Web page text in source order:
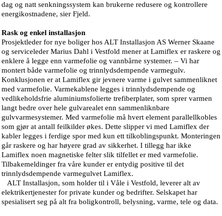
dag og natt senkningssystem kan brukerne redusere og kontrollere
energikostnadene, sier Fjeld.
Rask og enkel installasjon
Prosjektleder for nye boliger hos ALT Installasjon AS Werner Skaane
og serviceleder Marius Dahl i Vestfold mener at Lamiflex er raskere og
enklere å legge enn varmefolie og vannbårne systemer. – Vi har
montert både varmefolie og trinnlydsdempende varmegulv.
Konklusjonen er at Lamiflex gir jevnere varme i gulvet sammenliknet
med varmefolie. Varmekablene legges i trinnlydsdempende og
vedlikeholdsfrie aluminiumsfolierte trefiberplater, som sprer varmen
langt bedre over hele gulvarealet enn sammenliknbare
gulvvarmesystemer. Med varmefolie må hvert element parallellkobles
som gjør at antall feilkilder økes. Dette slipper vi med Lamiflex der
kabler legges i ferdige spor med kun ett tilkoblingspunkt. Monteringen
går raskere og har høyere grad av sikkerhet. I tillegg har ikke
Lamiflex noen magnetiske felter slik tilfellet er med varmefolie.
Tilbakemeldinger fra våre kunder er entydig positive til det
trinnlydsdempende varmegulvet Lamiflex.
ALT Installasjon, som holder til i Våle i Vestfold, leverer alt av
elektrikertjenester for private kunder og bedrifter. Selskapet har
spesialisert seg på alt fra boligkontroll, belysning, varme, tele og data.